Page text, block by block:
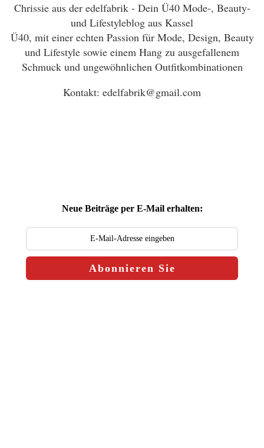
Chrissie aus der edelfabrik - Dein Ü40 Mode-, Beauty-
und Lifestyleblog aus Kassel
Ü40, mit einer echten Passion für Mode, Design, Beauty
und Lifestyle sowie einem Hang zu ausgefallenem
Schmuck und ungewöhnlichen Outfitkombinationen
Kontakt: edelfabrik@gmail.com
Neue Beiträge per E-Mail erhalten:
Abonnieren Sie